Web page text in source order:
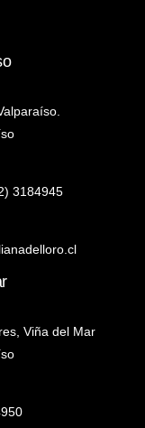
3184945
Viña del Mar